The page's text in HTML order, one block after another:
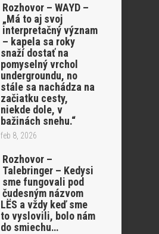
Rozhovor – WAYD –
„Má to aj svoj
interpretačný význam
– kapela sa roky
snaží dostať na
pomyselný vrchol
undergroundu, no
stále sa nachádza na
začiatku cesty,
niekde dole, v
bažinách snehu.“
feb 8, 2026
Rozhovor –
Talebringer – Kedysi
sme fungovali pod
čudesným názvom
LËS a vždy keď sme
to vyslovili, bolo nám
do smiechu…